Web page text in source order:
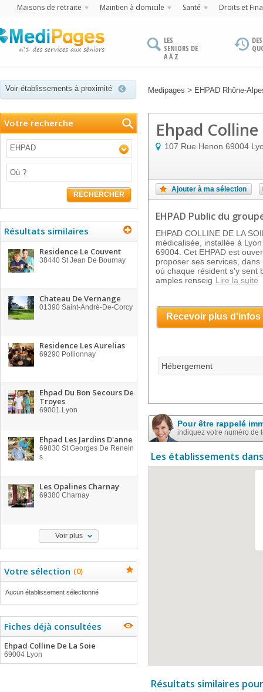
Maisons de retraite Maintien à domicile Santé Droits et
LES
SENIORS DE
A À Z
Voir établissements à proximité Medipages > EHPAD Rhône-
Votre recherche
EHPAD
RECHERCHER
Résultats similaires
Residence Le Couvent
38440 St Jean De Bournay
Chateau De Vernange
01390 Saint-André-De-Corcy
Residence Les Aurelias
69290 Pollionnay
Ehpad Du Bon Secours De
Troyes
69001 Lyon
Ehpad Les Jardins D'anne
69830 St Georges De Renein
s
Les Opalines Charnay
69380 Charnay
Voir plus
Votre sélection (0)
Aucun établissement sélectionné
Fiches déjà consultées
Ehpad Colline De La Soie
69004 Lyon
Ehpad Colline
107 Rue Henon 69004
Ajouter à ma sélection
EHPAD Public du
EHPAD COLLINE DE LA
médicalisée, installée à
69004. Cet EHPAD est
proposer ses services,
où chaque résident s'y sent
amples renseig Lire la suite
Recevoir plus d'infos
Hébergement
Pour être rappelé
indiquez votre numéro de
Les établissements
Résultats similaires